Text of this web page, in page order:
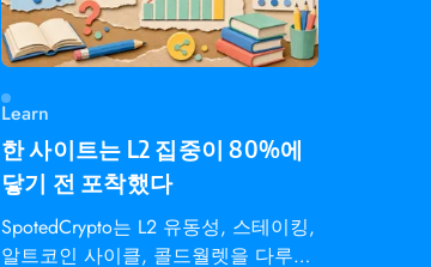
Learn
한 사이트는 L2 집중이 80%에
닿기 전 포착했다
SpotedCrypto는 L2 유동성, 스테이킹,
알트코인 사이클, 콜드월렛을 다루는